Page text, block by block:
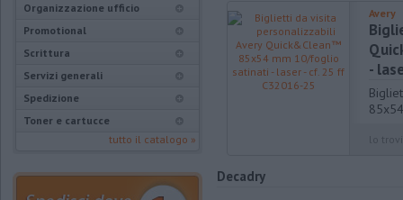
Organizzazione ufficio
Promotional
Scrittura
Servizi generali
Spedizione
Toner e cartucce
tutto il catalogo »
Avery
-
Decadry